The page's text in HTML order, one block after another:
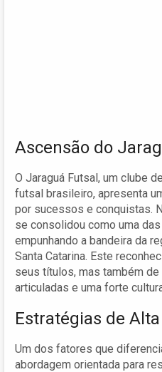
Ascensão do
O Jaraguá Futsal, um clube
futsal brasileiro, apresenta
por sucessos e conquistas.
se consolidou como uma
empunhando a bandeira da
Santa Catarina. Este
seus títulos, mas também
articuladas e uma forte
Estratégias de
Um dos fatores que
abordagem orientada para